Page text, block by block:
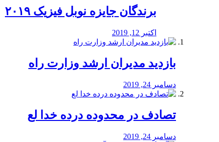
برندگان جایزه نوبل فیزیک ۲۰۱۹
اکتبر 12, 2019
بازدید مدیران ارشد وزارت راه
دسامبر 24, 2019
تصادف در محدوده درده خدا لع
دسامبر 24, 2019